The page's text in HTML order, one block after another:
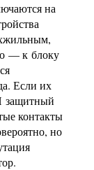
на
— к блоку
Если их
защитный
контакты
но